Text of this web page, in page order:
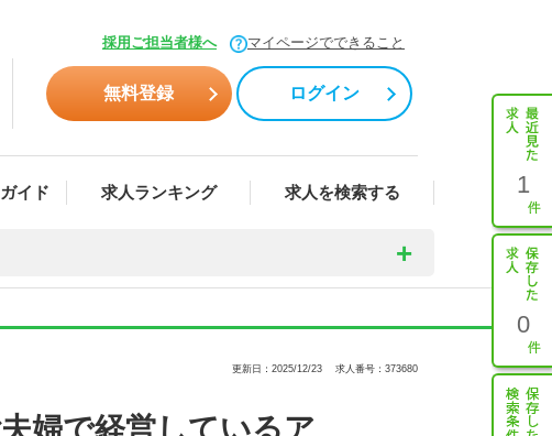
採用ご担当者様へ マイページでできること
無料登録 ログイン
イド 求人ランキング 求人を検索する 1
0
更新日：2025/12/23 求人番号：373680
婦で経営しているア